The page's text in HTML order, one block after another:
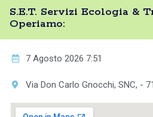
S.E.T. Servizi Ecologia &
Operiamo:
7 Agosto 2026 7:51
Via Don Carlo Gnocchi, SNC, -